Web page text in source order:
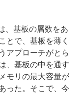
、基板の層数をあ
とで、基板を薄く
アプローチがとら
、基板の中を通す
モリの最大容量が
った。そこで、今